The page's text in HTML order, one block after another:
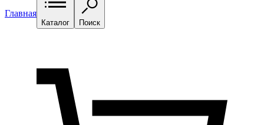
Главная
Каталог Поиск